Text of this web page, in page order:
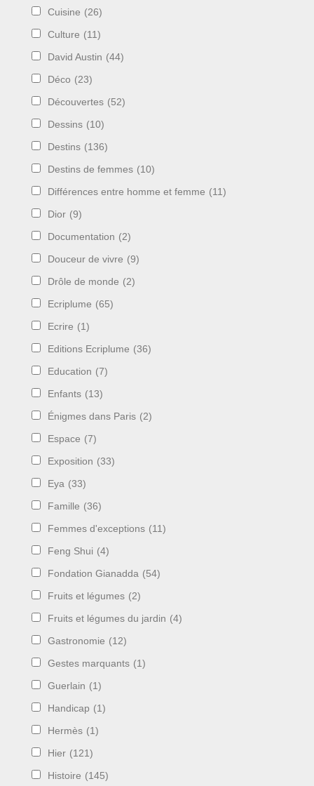
Cuisine (26)
Culture (11)
David Austin (44)
Déco (23)
Découvertes (52)
Dessins (10)
Destins (136)
Destins de femmes (10)
Différences entre homme et femme (11)
Dior (9)
Documentation (2)
Douceur de vivre (9)
Drôle de monde (2)
Ecriplume (65)
Ecrire (1)
Editions Ecriplume (36)
Education (7)
Enfants (13)
Énigmes dans Paris (2)
Espace (7)
Exposition (33)
Eya (33)
Famille (36)
Femmes d'exceptions (11)
Feng Shui (4)
Fondation Gianadda (54)
Fruits et légumes (2)
Fruits et légumes du jardin (4)
Gastronomie (12)
Gestes marquants (1)
Guerlain (1)
Handicap (1)
Hermès (1)
Hier (121)
Histoire (145)